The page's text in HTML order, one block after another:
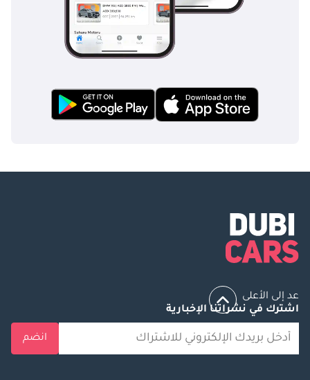
عد إلى الأعلى
اشترك في نشراتنا الإخبارية
انضم